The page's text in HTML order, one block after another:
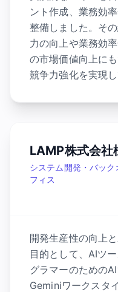
ント作成、業務効
整備しました。そ
力の向上や業務効
の市場価値向上に
競争力強化を実現し
LAMP株式会社
システム開発・バック
フィス
開発生産性の向上
目的として、AIツ
グラマーのための
Geminiワークスタ